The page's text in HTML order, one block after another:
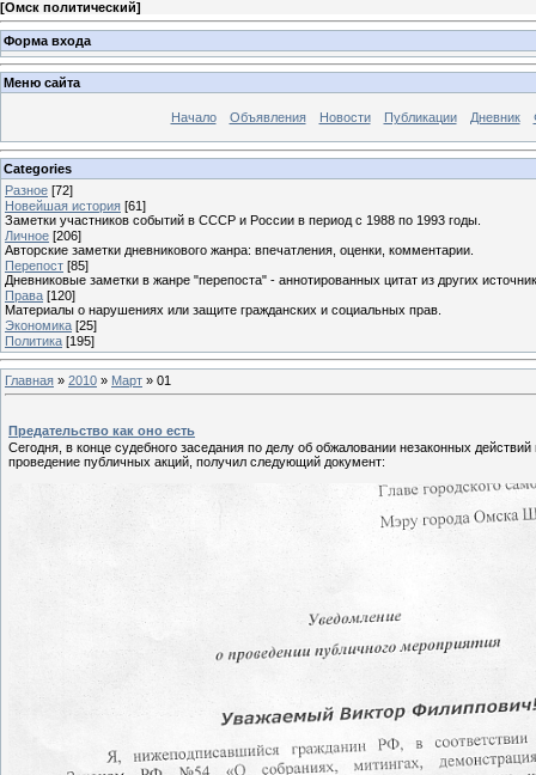
[Омск политический]
Форма входа
Меню сайта
Начало Объявления Новости Публикации Дневник
Categories
Разное [72]
Новейшая история [61]
Заметки участников событий в СССР и России в период с 1988 по 1993 годы.
Личное [206]
Авторские заметки дневникового жанра: впечатления, оценки, комментарии.
Перепост [85]
Дневниковые заметки в жанре "перепоста" - аннотированных цитат из других
Права [120]
Материалы о нарушениях или защите гражданских и социальных прав.
Экономика [25]
Политика [195]
Главная » 2010 » Март » 01
Предательство как оно есть
Сегодня, в конце судебного заседания по делу об обжаловании незаконных
проведение публичных акций, получил следующий документ: